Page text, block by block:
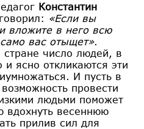
Константин
говорил: «Если вы
вложите в него всю
вас отыщет».
число людей, в
ясно откликаются эти
И пусть в
провести
людьми поможет
вдохнуть весеннюю
прилив сил для